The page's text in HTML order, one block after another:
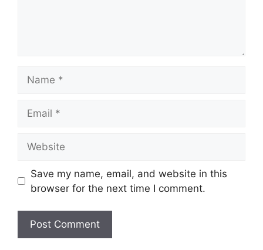
Save my name, email, and website in this
browser for the next time I comment.